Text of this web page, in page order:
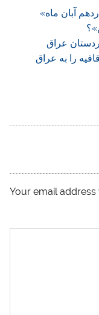
آبان ماه»
عراق
را به عراق
Your email